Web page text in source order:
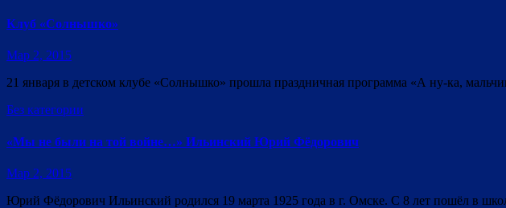
Клуб «Солнышко»
Мар 2, 2015
21 января в детском клубе «Солнышко» прошла праздничная программа «А ну-ка,
Без категории
«Мы не были на той войне…» Ильинский Юрий Фёдорович
Мар 2, 2015
Юрий Фёдорович Ильинский родился 19 марта 1925 года в г. Омске. С 8 лет пошёл в